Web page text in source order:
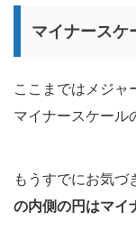
マイナースケ
ここまではメジャ
マイナースケール
もうすでにお気づ
の内側の円はマイ